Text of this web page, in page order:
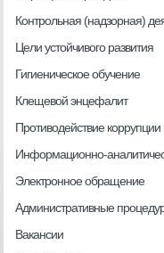
Контрольная (надзорная)
Цели устойчивого развития
Гигиеническое обучение
Клещевой энцефалит
Противодействие коррупции
Информационно-
Электронное обращение
Административные
Вакансии